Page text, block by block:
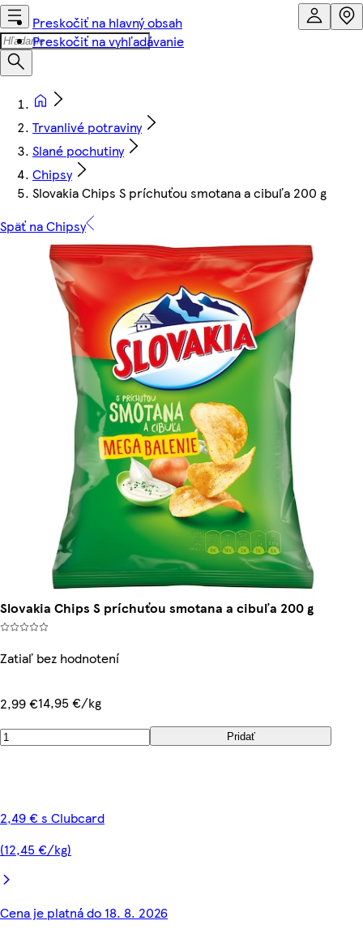
Preskočiť na hlavný obsah
Preskočiť na vyhľadávanie
Trvanlivé potraviny
Slané pochutiny
Chipsy
Slovakia Chips S príchuťou smotana a cibuľa 200 g
Späť na Chipsy
Slovakia Chips S príchuťou smotana a cibuľa 200 g
Zatiaľ bez hodnotení
2,99 €14,95 €/kg
Pridať
2,49 € s Clubcard
(12,45 €/kg)
Cena je platná do 18. 8. 2026